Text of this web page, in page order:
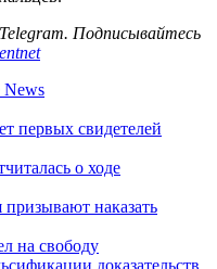
Подписывайтесь
News
первых свидетелей
о ходе
наказать
на свободу
доказательств